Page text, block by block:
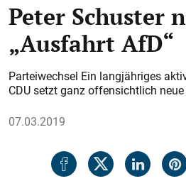
Peter Schuster
„Ausfahrt AfD“
Parteiwechsel Ein langjähriges
CDU setzt ganz offensichtlich
07.03.2019